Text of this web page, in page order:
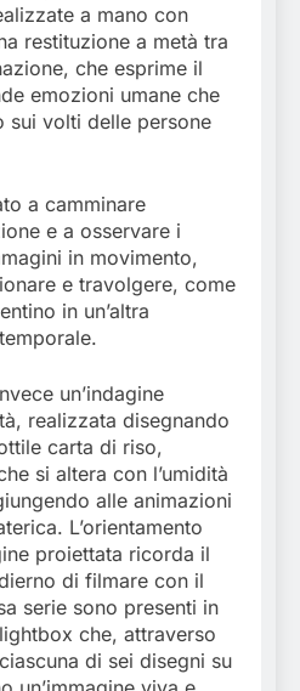
a mano con
restituzione a metà tra
che esprime il
emozioni umane che
sui volti delle persone
a camminare
e a osservare i
in movimento,
e travolgere, come
in un’altra
un’indagine
realizzata disegnando
carta di riso,
si altera con l’umidità
alle animazioni
L’orientamento
proiettata ricorda il
di filmare con il
serie sono presenti in
che, attraverso
di sei disegni su